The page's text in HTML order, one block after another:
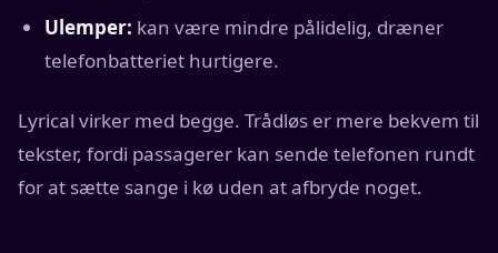
Ulemper: kan være mindre pålidelig, dræner
telefonbatteriet hurtigere.
Lyrical virker med begge. Trådløs er mere bekvem til
tekster, fordi passagerer kan sende telefonen rundt
for at sætte sange i kø uden at afbryde noget.